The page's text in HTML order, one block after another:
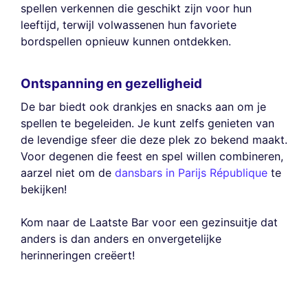
spellen verkennen die geschikt zijn voor hun
leeftijd, terwijl volwassenen hun favoriete
bordspellen opnieuw kunnen ontdekken.
Ontspanning en gezelligheid
De bar biedt ook drankjes en snacks aan om je
spellen te begeleiden. Je kunt zelfs genieten van
de levendige sfeer die deze plek zo bekend maakt.
Voor degenen die feest en spel willen combineren,
aarzel niet om de dansbars in Parijs République te
bekijken!
Kom naar de Laatste Bar voor een gezinsuitje dat
anders is dan anders en onvergetelijke
herinneringen creëert!